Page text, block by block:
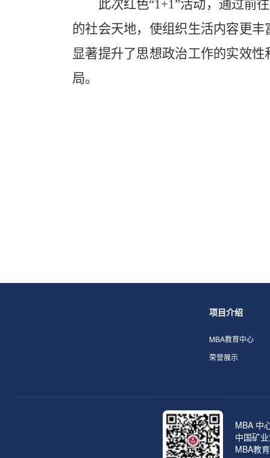
此次红色“1+1”活动， 通过前
的社会天地，使组织生活内容更
显著提升了思想政治工作的实效
局。
项目介绍
MBA教育中心
荣誉展示
MBA 中
中国矿
MBA教育